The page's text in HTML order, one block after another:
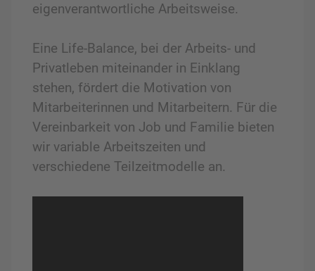
eigenverantwortliche Arbeitsweise.
Eine Life-Balance, bei der Arbeits- und
Privatleben miteinander in Einklang
stehen, fördert die Motivation von
Mitarbeiterinnen und Mitarbeitern. Für die
Vereinbarkeit von Job und Familie bieten
wir variable Arbeitszeiten und
verschiedene Teilzeitmodelle an.